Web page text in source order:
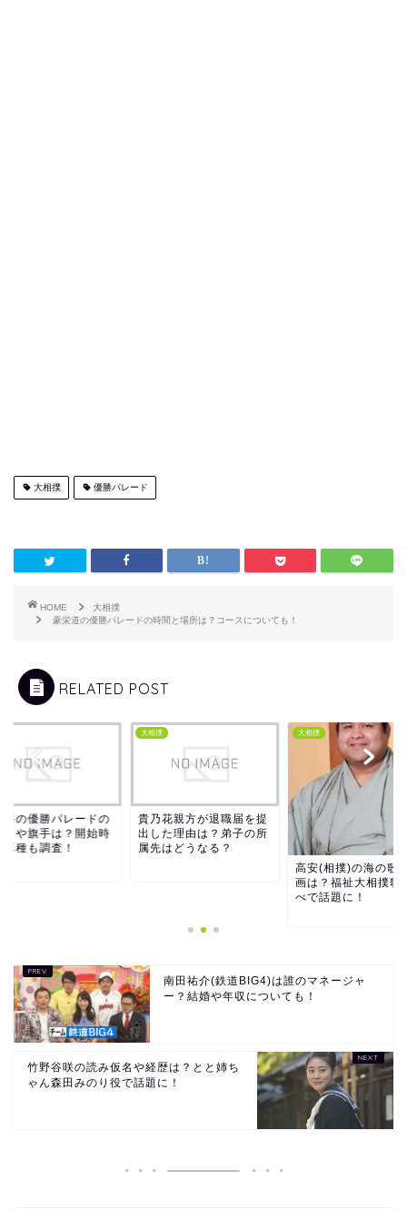
大相撲 優勝パレード
HOME
大相撲
豪栄道の優勝パレードの時間と場所は？コースについても！
RELATED POST
海の優勝パレードの
トや旗手は？開始時
車種も調査！
大相撲
貴乃花親方が退職届を提
出した理由は？弟子の所
属先はどうなる？
大相撲
高安(相撲)の海の歌
画は？福祉大相撲歌
べで話題に！
南田祐介(鉄道BIG4)は誰のマネージャ
ー？結婚や年収についても！
竹野谷咲の読み仮名や経歴は？とと姉ち
ゃん森田みのり役で話題に！